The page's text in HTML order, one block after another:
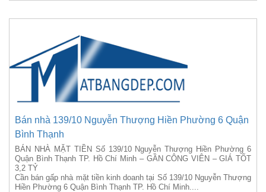
Bán nhà 139/10 Nguyễn Thượng Hiền Phường 6 Quận
Bình Thạnh
BÁN NHÀ MẶT TIỀN Số 139/10 Nguyễn Thượng Hiền Phường 6
Quận Bình Thạnh TP. Hồ Chí Minh – GẦN CÔNG VIÊN – GIÁ TỐT
3,2 TỶ
Cần bán gấp nhà mặt tiền kinh doanh tại Số 139/10 Nguyễn Thượng
Hiền Phường 6 Quận Bình Thạnh TP. Hồ Chí Minh....